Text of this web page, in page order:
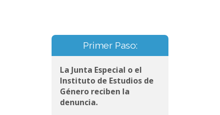
Primer Paso:
La Junta Especial o el
Instituto de Estudios de
Género reciben la
denuncia.